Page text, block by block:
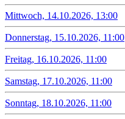
Mittwoch, 14.10.2026, 13:00
Donnerstag, 15.10.2026, 11:00
Freitag, 16.10.2026, 11:00
Samstag, 17.10.2026, 11:00
Sonntag, 18.10.2026, 11:00